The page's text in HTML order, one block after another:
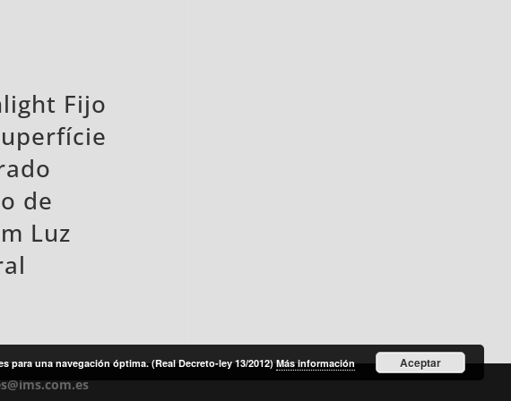
Fijo
de
Luz
para una navegación óptima. (Real Decreto-ley 13/2012)Más información Aceptar